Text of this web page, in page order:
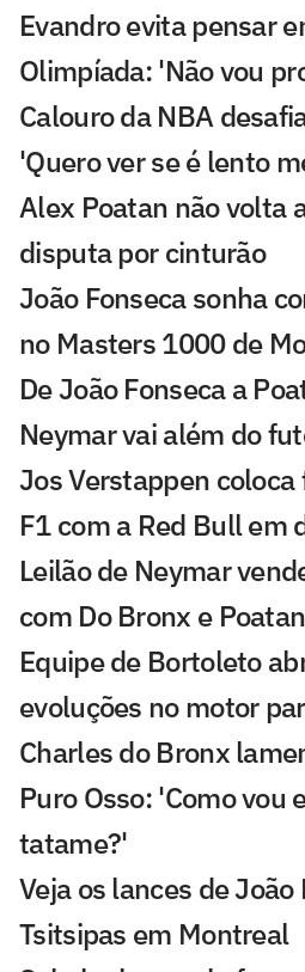
Evandro evita pensar
Olimpíada: 'Não vou
Calouro da NBA
'Quero ver se é lento
Alex Poatan não volta
disputa por cinturão
João Fonseca sonha
no Masters 1000 de
De João Fonseca a
Neymar vai além do
Jos Verstappen
F1 com a Red Bull em
Leilão de Neymar
com Do Bronx e Poatan
Equipe de Bortoleto
evoluções no motor
Charles do Bronx
Puro Osso: 'Como vou
tatame?'
Veja os lances de João
Tsitsipas em Montreal